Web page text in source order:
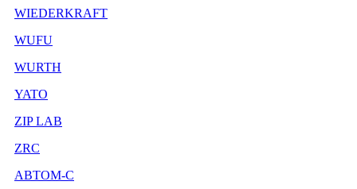
WIEDERKRAFT
WUFU
WURTH
YATO
ZIP LAB
ZRC
АВТОМ-С